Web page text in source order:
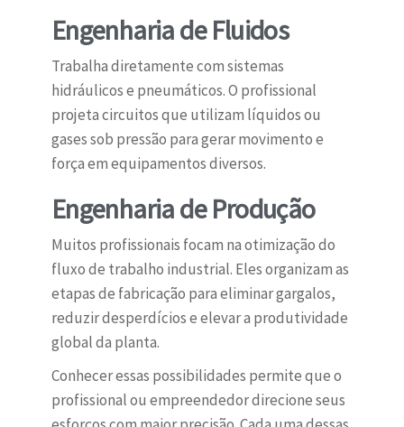
Engenharia de Fluidos
Trabalha diretamente com sistemas
hidráulicos e pneumáticos. O profissional
projeta circuitos que utilizam líquidos ou
gases sob pressão para gerar movimento e
força em equipamentos diversos.
Engenharia de Produção
Muitos profissionais focam na otimização do
fluxo de trabalho industrial. Eles organizam as
etapas de fabricação para eliminar gargalos,
reduzir desperdícios e elevar a produtividade
global da planta.
Conhecer essas possibilidades permite que o
profissional ou empreendedor direcione seus